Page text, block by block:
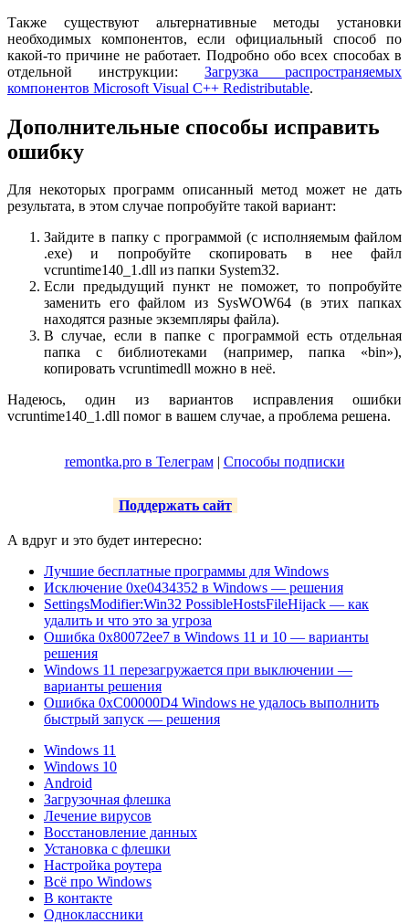
Также существуют альтернативные методы установки
необходимых компонентов, если официальный способ по
какой-то причине не работает. Подробно обо всех способах в
отдельной инструкции: Загрузка распространяемых
компонентов Microsoft Visual C++ Redistributable.
Дополнительные способы исправить
ошибку
Для некоторых программ описанный метод может не дать
результата, в этом случае попробуйте такой вариант:
Зайдите в папку с программой (с исполняемым файлом
.exe) и попробуйте скопировать в нее файл
vcruntime140_1.dll из папки System32.
Если предыдущий пункт не поможет, то попробуйте
заменить его файлом из SysWOW64 (в этих папках
находятся разные экземпляры файла).
В случае, если в папке с программой есть отдельная
папка с библиотеками (например, папка «bin»),
копировать vcruntimedll можно в неё.
Надеюсь, один из вариантов исправления ошибки
vcruntime140_1.dll помог в вашем случае, а проблема решена.
remontka.pro в Телеграм| Способы подписки
Поддержать сайт
А вдруг и это будет интересно:
Лучшие бесплатные программы для Windows
Исключение 0xe0434352 в Windows — решения
SettingsModifier:Win32 PossibleHostsFileHijack — как
удалить и что это за угроза
Ошибка 0x80072ee7 в Windows 11 и 10 — варианты
решения
Windows 11 перезагружается при выключении —
варианты решения
Ошибка 0xC00000D4 Windows не удалось выполнить
быстрый запуск — решения
Windows 11
Windows 10
Android
Загрузочная флешка
Лечение вирусов
Восстановление данных
Установка с флешки
Настройка роутера
Всё про Windows
В контакте
Одноклассники